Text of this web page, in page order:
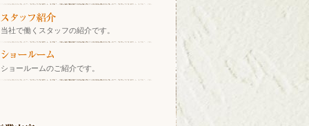
当社で働くスタッフの紹介です。
ショールームのご紹介です。